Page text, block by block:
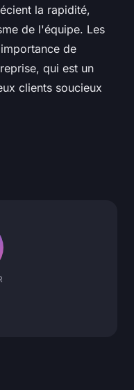
la rapidité,
de l'équipe. Les
de
qui est un
clients soucieux